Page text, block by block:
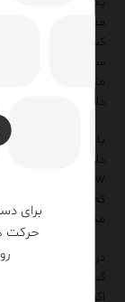
برای
حرکت
مصنوعی به سمت
کسب‌وکارها دیگر
سنگین و پرهزینه
مناسب را با منابع
دارند.
دارد و نمی‌توان آن
که می‌تواند به
مدل‌ها و اجرای
در صورتی که روند